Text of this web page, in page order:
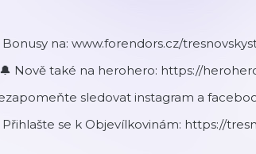
Bonusy na: www.forendors.cz/
Nově také na herohero: https://
sledovat instagram a
Přihlašte se k Objevílkovinám: https://